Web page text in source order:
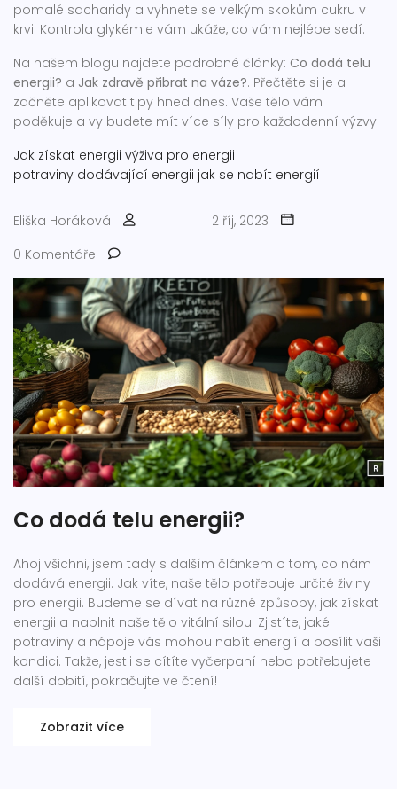
pomalé sacharidy a vyhnete se velkým skokům cukru v
krvi. Kontrola glykémie vám ukáže, co vám nejlépe sedí.
Na našem blogu najdete podrobné články: Co dodá telu
energii? a Jak zdravě přibrat na váze?. Přečtěte si je a
začněte aplikovat tipy hned dnes. Vaše tělo vám
poděkuje a vy budete mít více síly pro každodenní výzvy.
Jak získat energii výživa pro energii
potraviny dodávající energii jak se nabít energií
Eliška Horáková
2 říj, 2023
0 Komentáře
Co dodá telu energii?
Ahoj všichni, jsem tady s dalším článkem o tom, co nám
dodává energii. Jak víte, naše tělo potřebuje určité živiny
pro energii. Budeme se dívat na různé způsoby, jak získat
energii a naplnit naše tělo vitální silou. Zjistíte, jaké
potraviny a nápoje vás mohou nabít energií a posílit vaši
kondici. Takže, jestli se cítíte vyčerpaní nebo potřebujete
další dobití, pokračujte ve čtení!
Zobrazit více